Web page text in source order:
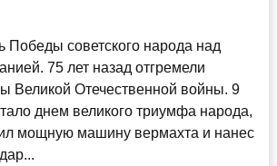
советского народа над
75 лет назад отгремели
Великой Отечественной войны. 9
днем великого триумфа народа,
мощную машину вермахта и нанес